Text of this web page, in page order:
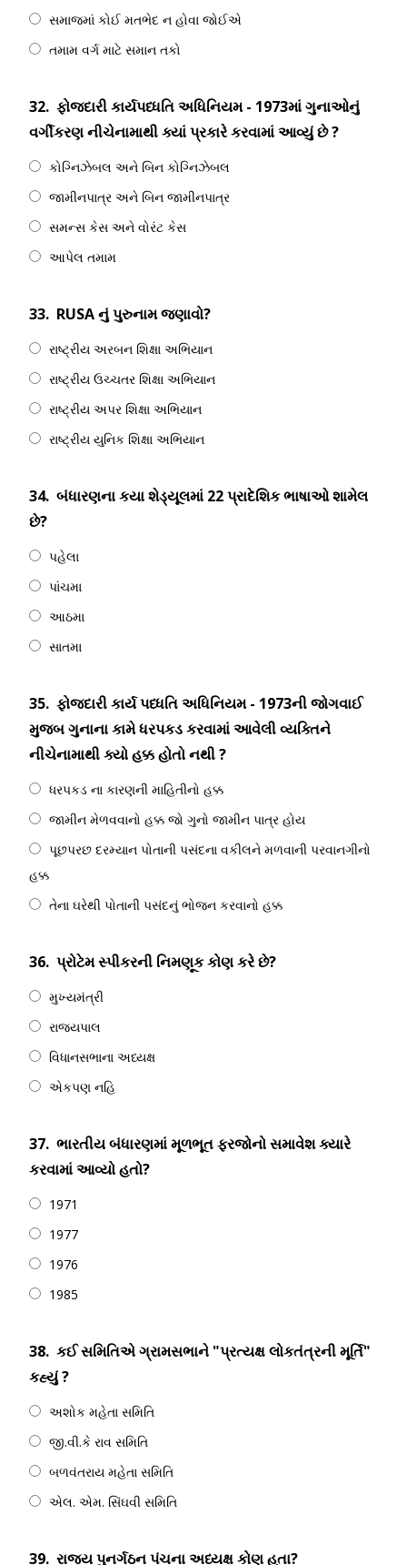
સમાજમાં કોઈ મતભેદ ન હોવા જોઈએ
તમામ વર્ગ માટે સમાન તકો
32. ફોજદારી કાર્યપધ્ધતિ અધિનિયમ - 1973માં ગુનાઓનું
વર્ગીકરણ નીચેનામાથી ક્યાં પ્રકારે કરવામાં આવ્યું છે ?
કોગ્નિઝેબલ અને બિન કોગ્નિઝેબલ
જામીનપાત્ર અને બિન જામીનપાત્ર
સમન્સ કેસ અને વોરંટ કેસ
આપેલ તમામ
33. RUSA નું પુરુનામ જણાવો?
રાષ્ટ્રીય અરબન શિક્ષા અભિયાન
રાષ્ટ્રીય ઉચ્ચતર શિક્ષા અભિયાન
રાષ્ટ્રીય અપર શિક્ષા અભિયાન
રાષ્ટ્રીય યુનિક શિક્ષા અભિયાન
34. બંધારણના કયા શેડ્યૂલમાં 22 પ્રાદેશિક ભાષાઓ શામેલ
છે?
પહેલા
પાંચમા
આઠમા
સાતમા
35. ફોજ્દારી કાર્ય પધ્ધતિ અધિનિયમ - 1973ની જોગવાઈ
મુજબ ગુનાના કામે ધરપકડ કરવામાં આવેલી વ્યક્તિને
નીચેનામાથી ક્યો હક્ક હોતો નથી ?
ધરપકડ ના કારણની માહિતીનો હક્ક
જામીન મેળવવાનો હક્ક જો ગુનો જામીન પાત્ર હોય
પૂછપરછ દરમ્યાન પોતાની પસંદના વકીલને મળવાની પરવાનગીનો
હક્ક
તેના ઘરેથી પોતાની પસંદનું ભોજન કરવાનો હક્ક
36. પ્રોટેમ સ્પીકરની નિમણૂક કોણ કરે છે?
મુખ્યમંત્રી
રાજ્યપાલ
વિધાનસભાના અધ્યક્ષ
એકપણ નહિ
37. ભારતીય બંધારણમાં મૂળભૂત ફરજોનો સમાવેશ ક્યારે
કરવામાં આવ્યો હતો?
1971
1977
1976
1985
38. કઈ સમિતિએ ગ્રામસભાને "પ્રત્યક્ષ લોકતંત્રની મૂર્તિ"
કહ્યું ?
અશોક મહેતા સમિતિ
જી.વી.કે રાવ સમિતિ
બળવંતરાય મહેતા સમિતિ
એલ. એમ. સિંઘવી સમિતિ
39. રાજ્ય પુનર્ગઠન પંચના અધ્યક્ષ કોણ હતા?